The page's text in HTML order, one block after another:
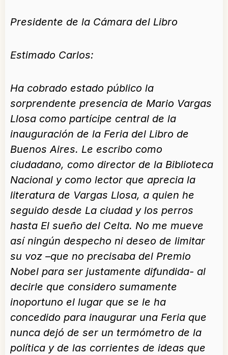
Presidente de la Cámara del Libro
Estimado Carlos:
Ha cobrado estado público la
sorprendente presencia de Mario Vargas
Llosa como partícipe central de la
inauguración de la Feria del Libro de
Buenos Aires. Le escribo como
ciudadano, como director de la Biblioteca
Nacional y como lector que aprecia la
literatura de Vargas Llosa, a quien he
seguido desde La ciudad y los perros
hasta El sueño del Celta. No me mueve
así ningún despecho ni deseo de limitar
su voz –que no precisaba del Premio
Nobel para ser justamente difundida- al
decirle que considero sumamente
inoportuno el lugar que se le ha
concedido para inaugurar una Feria que
nunca dejó de ser un termómetro de la
política y de las corrientes de ideas que